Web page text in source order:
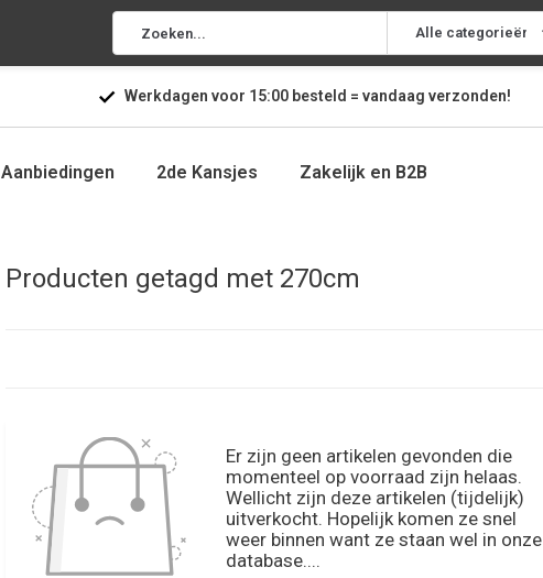
Alle categorieën
Werkdagen voor 15:00besteld = vandaag verzonden!
Aanbiedingen 2de Kansjes Zakelijk en B2B
Producten getagd met 270cm
Er zijn geen artikelen gevonden die
momenteel op voorraad zijn helaas.
Wellicht zijn deze artikelen (tijdelijk)
uitverkocht. Hopelijk komen ze snel
weer binnen want ze staan wel in onze
database....